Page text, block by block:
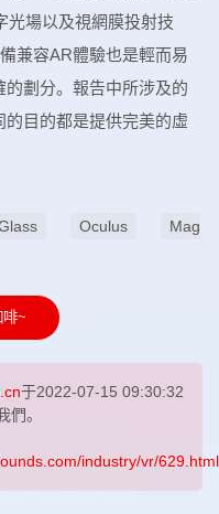
光場以及視網膜投射技
兼容AR體驗也是輕而易
劃分。報告中所涉及的
目的都是提供完美的虛
Oculus
Mag
啡~
于2022-07-15 09:30:32
們。
industry/vr/629.html